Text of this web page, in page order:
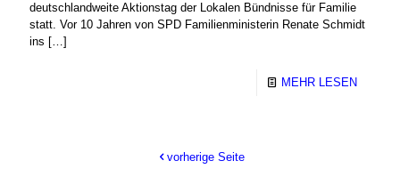
deutschlandweite Aktionstag der Lokalen Bündnisse für Familie
statt. Vor 10 Jahren von SPD Familienministerin Renate Schmidt
ins […]
MEHR LESEN
vorherige Seite